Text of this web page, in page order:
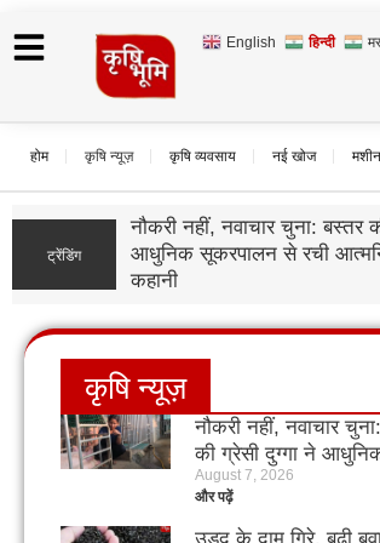
English हिन्दी
होम कृषि न्यूज़ कृषि व्यवसाय नई खोज
ट्रेंडिंग
नौकरी नहीं, नवाचार चुना: बस्तर
आधुनिक सूकरपालन से रची
कहानी
कृषि न्यूज़
नौकरी नहीं, नवाचार
की ग्रेसी दुग्गा ने
सूकरपालन से रची
की नई कहानी
August 7, 2026
और पढ़ें
उड़द के दाम गिरे, बढ़ी